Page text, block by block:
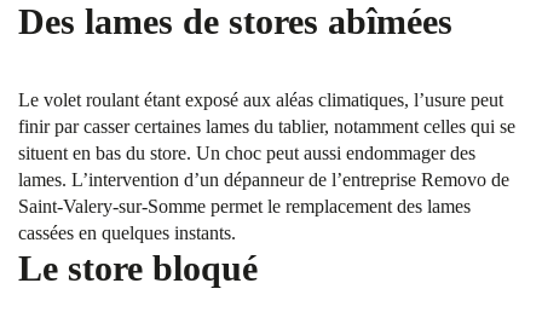
Des lames de stores abîmées
Le volet roulant étant exposé aux aléas climatiques, l’usure peut
finir par casser certaines lames du tablier, notamment celles qui se
situent en bas du store. Un choc peut aussi endommager des
lames. L’intervention d’un dépanneur de l’entreprise Removo de
Saint-Valery-sur-Somme permet le remplacement des lames
cassées en quelques instants.
Le store bloqué